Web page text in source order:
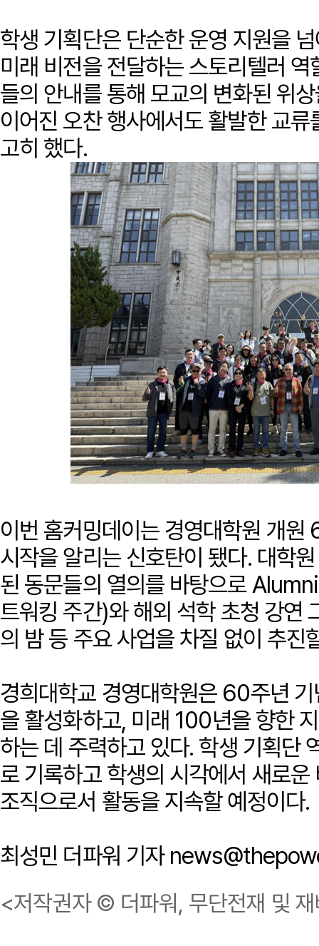
학생 기획단은 단순한 운영 지원을
미래 비전을 전달하는 스토리텔러
들의 안내를 통해 모교의 변화된 위
이어진 오찬 행사에서도 활발한 교
고히 했다.
이번 홈커밍데이는 경영대학원 개
시작을 알리는 신호탄이 됐다. 대학
된 동문들의 열의를 바탕으로
트워킹 주간)와 해외 석학 초청 강연
의 밤 등 주요 사업을 차질 없이 추진
경희대학교 경영대학원은 60주년
을 활성화하고, 미래 100년을 향한
하는 데 주력하고 있다. 학생 기획단
로 기록하고 학생의 시각에서 새로
조직으로서 활동을 지속할 예정이다.
최성민 더파워 기자
<저작권자 © 더파워, 무단전재 및